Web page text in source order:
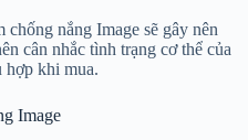
chống nắng Image sẽ gây nên
cân nhắc tình trạng cơ thể của
hợp khi mua.
Image